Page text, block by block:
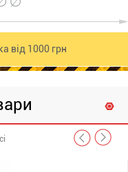
від 1000 грн